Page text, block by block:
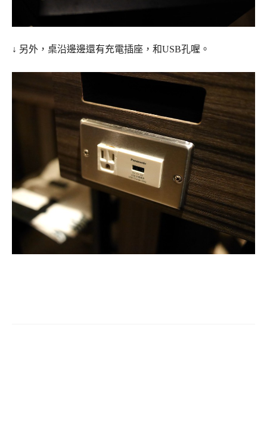
↓ 另外，桌沿邊邊還有充電插座，和USB孔喔。